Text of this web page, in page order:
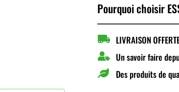
de
Pourquoi choisir
 LIVRAISON
 Un savoir faire
 Des produits de